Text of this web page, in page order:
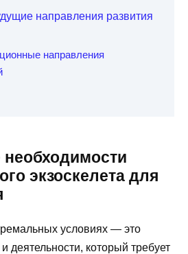
направления развития
направления
экзоскелета для
условиях — это
деятельности, который требует